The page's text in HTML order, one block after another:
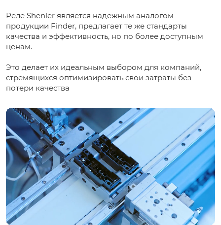
Реле Shenler является надежным аналогом
продукции Finder, предлагает те же стандарты
качества и эффективность, но по более доступным
ценам.
Это делает их идеальным выбором для компаний,
стремящихся оптимизировать свои затраты без
потери качества